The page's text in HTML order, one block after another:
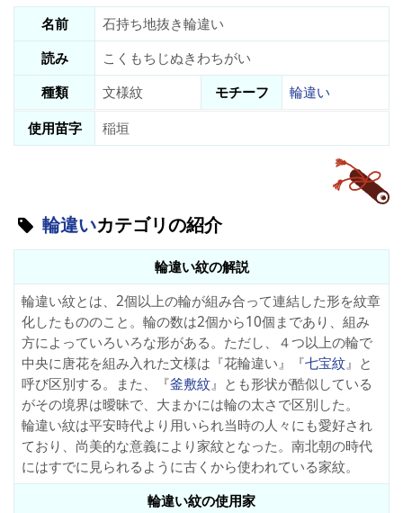
名前
石持ち地抜き輪違い
読み
こくもちじぬきわちがい
種類
文様紋 モチーフ
輪違い
使用苗字
稲垣
輪違いカテゴリの紹介
輪違い紋の解説
輪違い紋とは、2個以上の輪が組み合って連結した形を紋章
化したもののこと。輪の数は2個から10個まであり、組み
方によっていろいろな形がある。ただし、４つ以上の輪で
中央に唐花を組み入れた文様は『花輪違い』『七宝紋』と
呼び区別する。また、『釜敷紋』とも形状が酷似している
がその境界は曖昧で、大まかには輪の太さで区別した。
輪違い紋は平安時代より用いられ当時の人々にも愛好され
ており、尚美的な意義により家紋となった。南北朝の時代
にはすでに見られるように古くから使われている家紋。
輪違い紋の使用家